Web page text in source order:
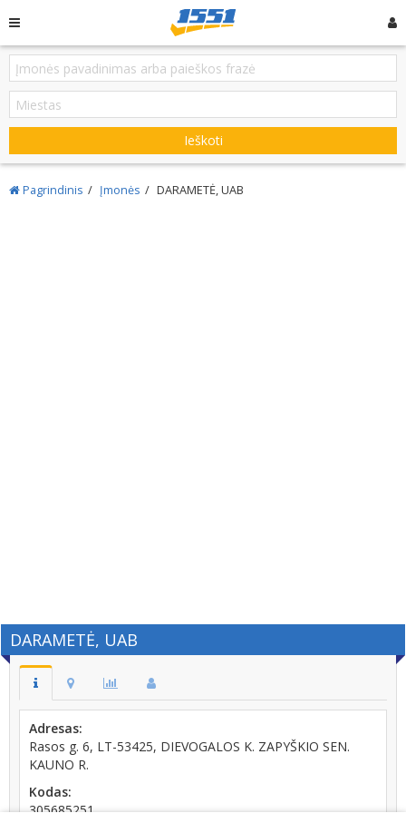
Ieškoti
Pagrindinis Įmonės DARAMETĖ, UAB
DARAMETĖ, UAB
Adresas:
Rasos g. 6, LT-53425, DIEVOGALOS K. ZAPYŠKIO SEN.
KAUNO R.
Kodas: